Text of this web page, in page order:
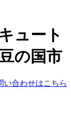
ュート
の国市